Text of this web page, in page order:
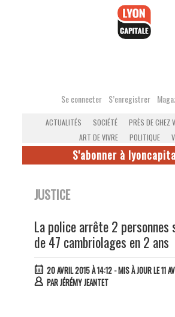
Se connecter S’enregistrer
ACTUALITÉS SOCIÉTÉ PRÈS DE CHEZ
ART DE VIVRE
POLITIQUE
S'abonner à
JUSTICE
La police arrête 2 personnes
de 47 cambriolages en 2 ans
20 AVRIL 2015 À 14:12- MIS À JOUR LE 11
PARJÉRÉMY JEANTET